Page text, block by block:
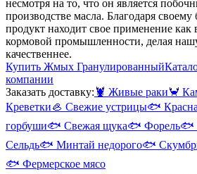
несмотря на то, что он является
производстве масла. Благодаря своему
продукт находит свое применение
кормовой промышленности, делая
качественнее.
Купить Жмых Гранулированный
компании
Заказать доставку: 🦞 Живые раки🦀
Креветки🦪 Свежие устрицы🐟
горбуши🐟 Свежая щука🐟 Форель🐟
Сельдь🐟 Минтай недорого🐟
🐟 Фермерское мясо